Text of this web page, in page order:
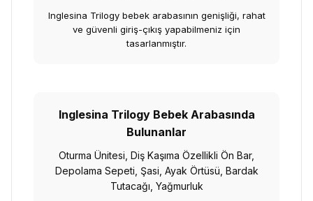
Inglesina Trilogy bebek arabasının genişliği, rahat
ve güvenli giriş-çıkış yapabilmeniz için
tasarlanmıştır.
Inglesina Trilogy Bebek Arabasında
Bulunanlar
Oturma Ünitesi, Diş Kaşıma Özellikli Ön Bar,
Depolama Sepeti, Şasi, Ayak Örtüsü, Bardak
Tutacağı, Yağmurluk